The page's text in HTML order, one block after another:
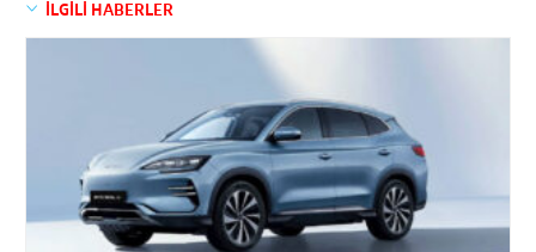
İLGİLİ HABERLER